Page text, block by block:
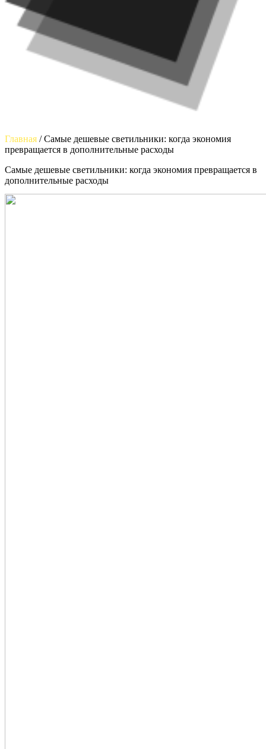
Главная /Самые дешевые светильники: когда экономия
превращается в дополнительные расходы
Самые дешевые светильники: когда экономия превращается в
дополнительные расходы